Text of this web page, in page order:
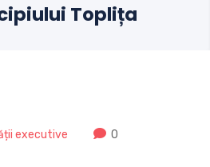
Toplița
executive
0